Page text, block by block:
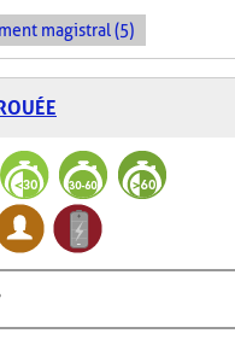
magistral (5)